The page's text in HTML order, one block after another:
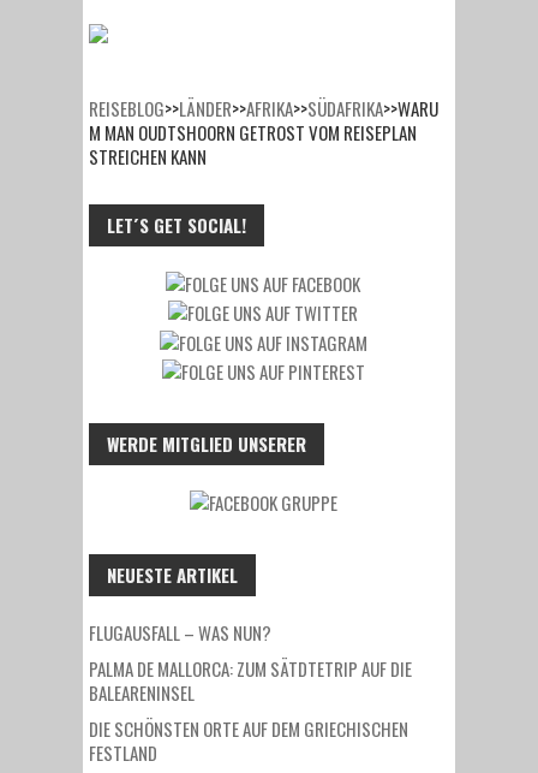
REISEBLOG>>LÄNDER>>AFRIKA>>SÜDAFRIKA>>WARU
M MAN OUDTSHOORN GETROST VOM REISEPLAN
STREICHEN KANN
LET´S GET SOCIAL!
WERDE MITGLIED UNSERER
NEUESTE ARTIKEL
FLUGAUSFALL – WAS NUN?
PALMA DE MALLORCA: ZUM SÄTDTETRIP AUF DIE
BALEARENINSEL
DIE SCHÖNSTEN ORTE AUF DEM GRIECHISCHEN
FESTLAND